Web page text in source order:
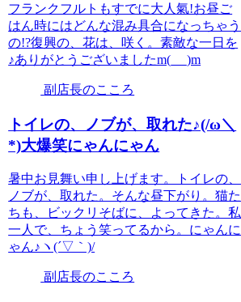
フランクフルトもすでに大人氣!お昼ご
はん時にはどんな混み具合になっちゃう
の!?復興の、花は、咲く。素敵な一日を
♪ありがとうございましたm(_ _)m
副店長のこころ
トイレの、ノブが、取れた♪(/ω＼
*)大爆笑にゃんにゃん
暑中お見舞い申し上げます。トイレの、
ノブが、取れた。そんな昼下がり。猫た
ちも、ビックリそばに、よってきた。私
一人で、ちょう笑ってるから。にゃんに
ゃん♪ヽ(´▽｀)/
副店長のこころ